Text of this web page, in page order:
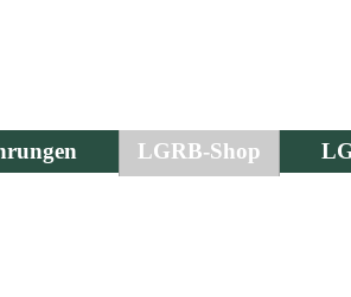
LGRB-Shop